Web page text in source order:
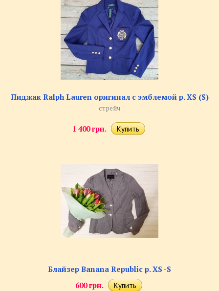
Пиджак Ralph Lauren оригинал с эмблемой р. XS (S)
стрейч
1 400 грн.
Блайзер Banana Republic р. XS -S
600 грн.